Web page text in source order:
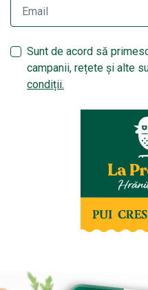
Sunt de acord să
campanii, rețete și alte
condiții.